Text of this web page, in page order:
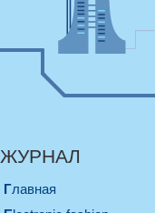
ЖУРНАЛ
Главная